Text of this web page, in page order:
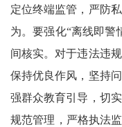
定位终端监管，严防
为。要强化“离线即警
间核实。对于违法违
保持优良作风，坚持
强群众教育引导，切
规范管理，严格执法